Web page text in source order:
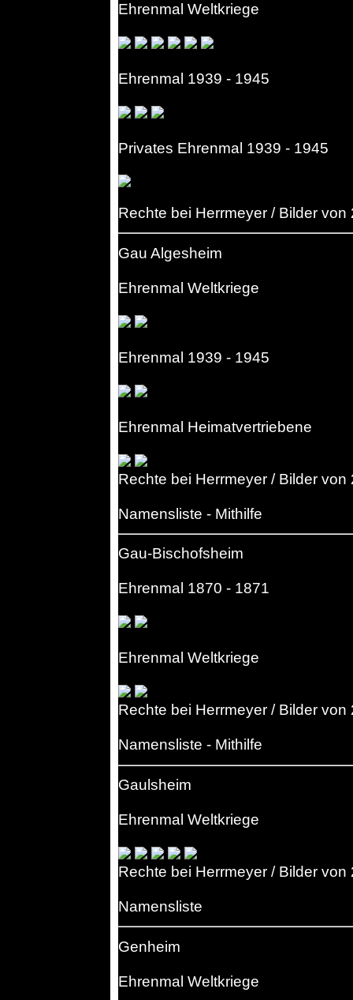
Ehrenmal Weltkriege
Ehrenmal 1939 - 1945
Privates Ehrenmal 1939 - 1945
Rechte bei Herrmeyer / Bilder von
Gau Algesheim
Ehrenmal Weltkriege
Ehrenmal 1939 - 1945
Ehrenmal Heimatvertriebene
Rechte bei Herrmeyer / Bilder von
Namensliste - Mithilfe
Gau-Bischofsheim
Ehrenmal 1870 - 1871
Ehrenmal Weltkriege
Rechte bei Herrmeyer / Bilder von
Namensliste - Mithilfe
Gaulsheim
Ehrenmal Weltkriege
Rechte bei Herrmeyer / Bilder von
Namensliste
Genheim
Ehrenmal Weltkriege